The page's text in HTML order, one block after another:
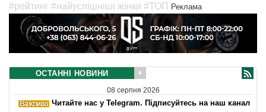
#рейтинг #найуспішніші жінки #ТОП Реклама
ОСТАННІ НОВИНИ
08 серпня 2026
Читайте нас у Telegram. Підписуйтесь на наш канал